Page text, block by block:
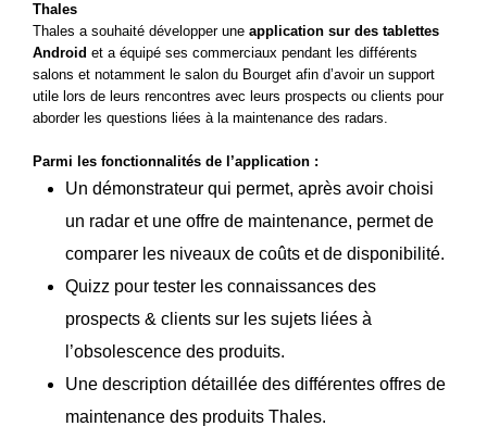
Thales
Thales a souhaité développer une application sur des tablettes
Android et a équipé ses commerciaux pendant les différents
salons et notamment le salon du Bourget afin d’avoir un support
utile lors de leurs rencontres avec leurs prospects ou clients pour
aborder les questions liées à la maintenance des radars.
Parmi les fonctionnalités de l’application :
Un démonstrateur qui permet, après avoir choisi
un radar et une offre de maintenance, permet de
comparer les niveaux de coûts et de disponibilité.
Quizz pour tester les connaissances des
prospects & clients sur les sujets liées à
l’obsolescence des produits.
Une description détaillée des différentes offres de
maintenance des produits Thales.